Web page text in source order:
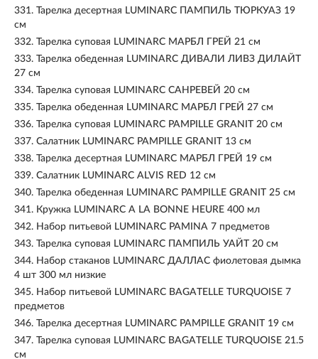
331. Тарелка десертная LUMINARC ПАМПИЛЬ ТЮРКУАЗ 19
см
332. Тарелка суповая LUMINARC МАРБЛ ГРЕЙ 21 см
333. Тарелка обеденная LUMINARC ДИВАЛИ ЛИВЗ ДИЛАЙТ
27 см
334. Тарелка суповая LUMINARC САНРЕВЕЙ 20 см
335. Тарелка обеденная LUMINARC МАРБЛ ГРЕЙ 27 см
336. Тарелка суповая LUMINARC PAMPILLE GRANIT 20 см
337. Салатник LUMINARC PAMPILLE GRANIT 13 см
338. Тарелка десертная LUMINARC МАРБЛ ГРЕЙ 19 см
339. Салатник LUMINARC ALVIS RED 12 см
340. Тарелка обеденная LUMINARC PAMPILLE GRANIT 25 см
341. Кружка LUMINARC A LA BONNE HEURE 400 мл
342. Набор питьевой LUMINARC PAMINA 7 предметов
343. Тарелка суповая LUMINARC ПАМПИЛЬ УАЙТ 20 см
344. Набор стаканов LUMINARC ДАЛЛАС фиолетовая дымка
4 шт 300 мл низкие
345. Набор питьевой LUMINARC BAGATELLE TURQUOISE 7
предметов
346. Тарелка десертная LUMINARC PAMPILLE GRANIT 19 см
347. Тарелка суповая LUMINARC BAGATELLE TURQUOISE 21.5
см